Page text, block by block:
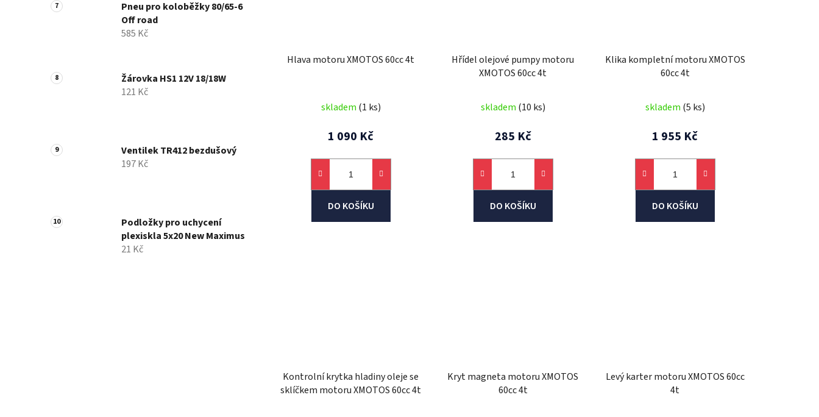
Pneu pro koloběžky 80/65-6
Off road
585 Kč
Žárovka HS1 12V 18/18W
121 Kč
Ventilek TR412 bezdušový
197 Kč
Podložky pro uchycení
plexiskla 5x20 New Maximus
21 Kč
Hlava motoru XMOTOS 60cc 4t
skladem (1 ks)
1 090 Kč
DO KOŠÍKU
Hřídel olejové pumpy motoru
XMOTOS 60cc 4t
skladem (10 ks)
285 Kč
DO KOŠÍKU
Klika kompletní motoru XMOTOS
60cc 4t
skladem (5 ks)
1 955 Kč
DO KOŠÍKU
Kontrolní krytka hladiny oleje se
sklíčkem motoru XMOTOS 60cc 4t
Kryt magneta motoru XMOTOS
60cc 4t
Levý karter motoru XMOTOS 60cc
4t